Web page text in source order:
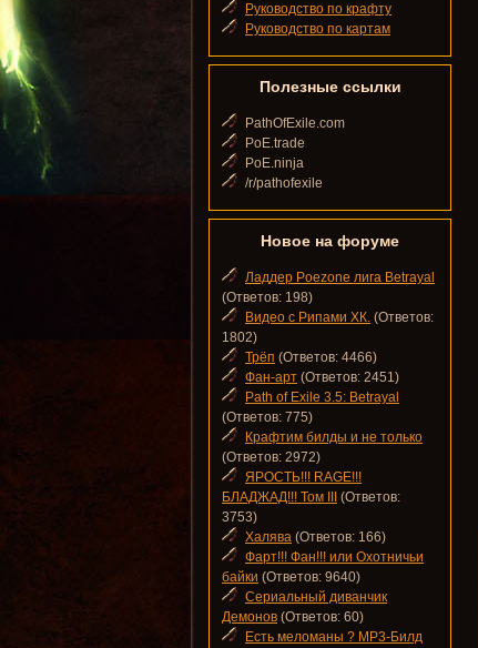
Руководство по крафту
Руководство по картам
Полезные ссылки
PathOfExile.com
PoE.trade
PoE.ninja
/r/pathofexile
Новое на форуме
Ладдер Poezone лига Betrayal
(Ответов: 198)
Видео с Рипами ХК. (Ответов:
1802)
Трёп (Ответов: 4466)
Фан-арт (Ответов: 2451)
Path of Exile 3.5: Betrayal
(Ответов: 775)
Крафтим билды и не только
(Ответов: 2972)
ЯРОСТЬ!!! RAGE!!!
БЛАДЖАД!!! Том III
(Ответов:
3753)
Халява (Ответов: 166)
Фарт!!! Фан!!! или Охотничьи
байки (Ответов: 9640)
Сериальный диванчик
Демонов (Ответов: 60)
Есть меломаны ? MP3-Билд